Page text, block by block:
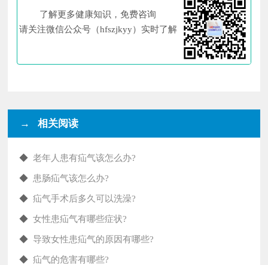
了解更多健康知识，免费咨询
请关注微信公众号（hfszjkyy）实时了解
→ 相关阅读
◆老年人患有疝气该怎么办?
◆ 患肠疝气该怎么办?
◆疝气手术后多久可以洗澡?
◆女性患疝气有哪些症状?
◆ 导致女性患疝气的原因有哪些?
◆疝气的危害有哪些?